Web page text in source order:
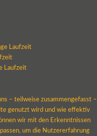
Laufzeit
Laufzeit
– teilweise zusammengefasst –
genutzt wird und wie effektiv
wir mit den Erkenntnissen
um die Nutzererfahrung